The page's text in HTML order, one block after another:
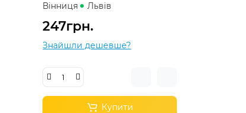
Вінниця
Львів
247грн.
Знайшли дешевше?
Купити